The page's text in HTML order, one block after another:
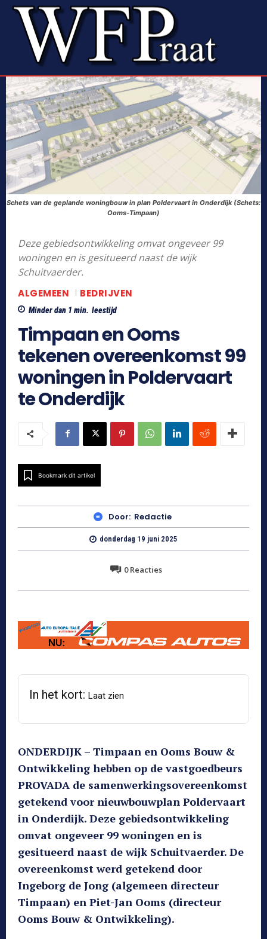
Schets van de geplande woningbouw in plan Poldervaart in Onderdijk (Schets:
Ooms-Timpaan)
Deze gebiedsontwikkeling omvat ongeveer 99
woningen en is gesitueerd naast de wijk
Schuitvaerder.
ALGEMEEN BEDRIJVEN
Minder dan 1 min. leestijd
Timpaan en Ooms
tekenen overeenkomst 99
woningen in Poldervaart
te Onderdijk
Bookmark dit artikel
Door: Redactie
donderdag 19 juni 2025
0Reacties
In het kort: Laat zien
ONDERDIJK – Timpaan en Ooms Bouw &
Ontwikkeling hebben op de vastgoedbeurs
PROVADA de samenwerkingsovereenkomst
getekend voor nieuwbouwplan Poldervaart
in Onderdijk. Deze gebiedsontwikkeling
omvat ongeveer 99 woningen en is
gesitueerd naast de wijk Schuitvaerder. De
overeenkomst werd getekend door
Ingeborg de Jong (algemeen directeur
Timpaan) en Piet-Jan Ooms (directeur
Ooms Bouw & Ontwikkeling).